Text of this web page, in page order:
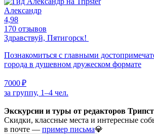
Александр
4,98
170 отзывов
Здравствуй, Пятигорск!
Познакомиться с главными
города в душевном дружеском формате
7000 ₽
за группу, 1–4 чел.
Экскурсии и туры от редакторов
Скидки, классные места и интересные
в почте — пример письма💎